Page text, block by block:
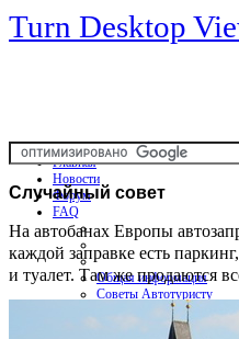
Turn Desktop
Главная
Новости
Форум
FAQ
Общая информация
Советы Автотуристу
Правила дор.движения
Случайный совет
На автобанах Европы
каждой заправке есть
и туалет. Там же продаются